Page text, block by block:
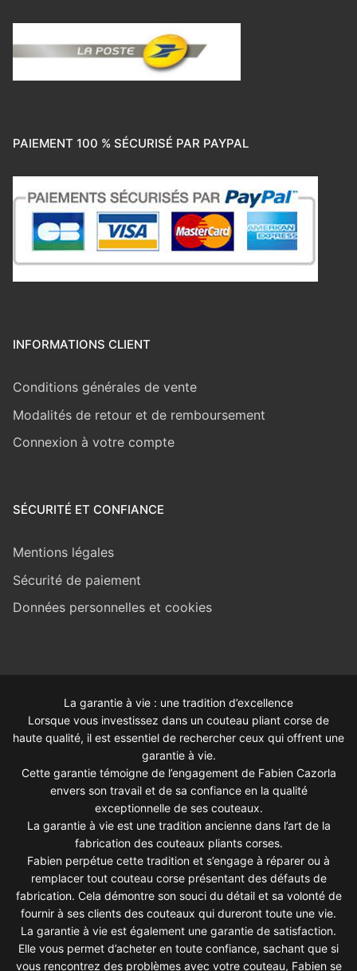
PAIEMENT 100 % SÉCURISÉ PAR PAYPAL
INFORMATIONS CLIENT
Conditions générales de vente
Modalités de retour et de remboursement
Connexion à votre compte
SÉCURITÉ ET CONFIANCE
Mentions légales
Sécurité de paiement
Données personnelles et cookies
La garantie à vie : une tradition d’excellence
Lorsque vous investissez dans un couteau pliant corse de
haute qualité, il est essentiel de rechercher ceux qui offrent une
garantie à vie.
Cette garantie témoigne de l’engagement de Fabien Cazorla
envers son travail et de sa confiance en la qualité
exceptionnelle de ses couteaux.
La garantie à vie est une tradition ancienne dans l’art de la
fabrication des couteaux pliants corses.
Fabien perpétue cette tradition et s’engage à réparer ou à
remplacer tout couteau corse présentant des défauts de
fabrication. Cela démontre son souci du détail et sa volonté de
fournir à ses clients des couteaux qui dureront toute une vie.
La garantie à vie est également une garantie de satisfaction.
Elle vous permet d’acheter en toute confiance, sachant que si
vous rencontrez des problèmes avec votre couteau, Fabien se